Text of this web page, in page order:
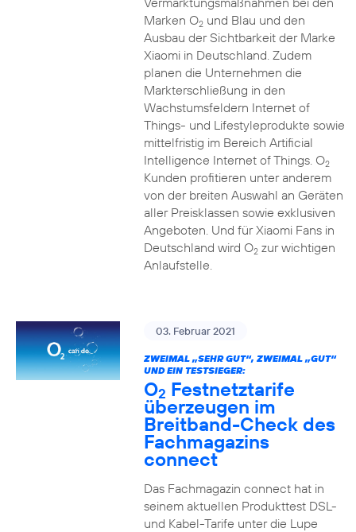
Marken O2und Blau und den
Ausbau der Sichtbarkeit der Marke
Xiaomi in Deutschland. Zudem
planen die Unternehmen die
Markterschließung in den
Wachstumsfeldern Internet of
Things- und Lifestyleprodukte sowie
mittelfristig im Bereich Artificial
Intelligence Internet of Things. O2
Kunden profitieren unter anderem
von der breiten Auswahl an Geräten
aller Preisklassen sowie exklusiven
Angeboten. Und für Xiaomi Fans in
Deutschland wird O2zur wichtigen
Anlaufstelle.
03. Februar 2021
ZWEIMAL „SEHR GUT“, ZWEIMAL „GUT“
UND EIN TESTSIEGER:
O2 Festnetztarife
überzeugen im
Breitband-Check des
Fachmagazins
connect
Das Fachmagazin connect hat in
seinem aktuellen Produkttest DSL-
und Kabel-Tarife unter die Lupe